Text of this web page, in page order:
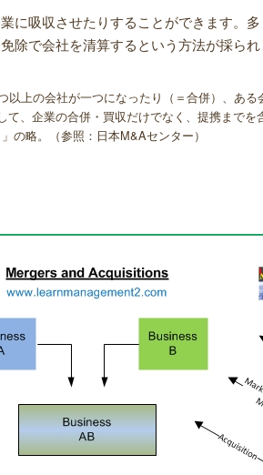
に吸収させたりすることができます。
除で会社を清算するという方法が採られ
上の会社が一つになったり（＝合併）、ある
、企業の合併・買収だけでなく、提携までを
の略。（参照：日本M&Aセンター）